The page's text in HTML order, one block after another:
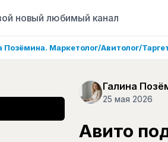
новый любимый канал
Позёмина. Маркетолог/Авитолог/
Галина
25 мая 2026
Авито